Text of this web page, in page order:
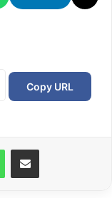
Copy URL